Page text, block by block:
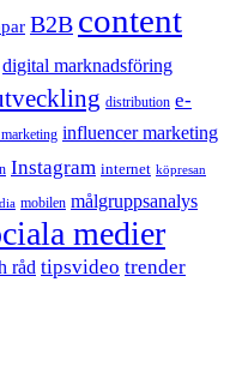
B2B content
digital marknadsföring
distribution e-
influencer marketing
Instagram internet köpresan
mobilen målgruppsanalys
medier
råd tipsvideo trender